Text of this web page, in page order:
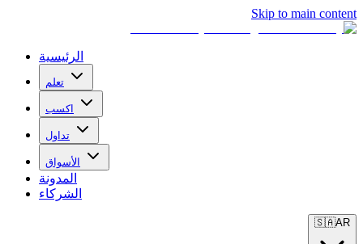
Skip to main content
الرئيسية
تعلم
اكسب
تداول
الأسواق
المدونة
الشركاء
🇸🇦AR